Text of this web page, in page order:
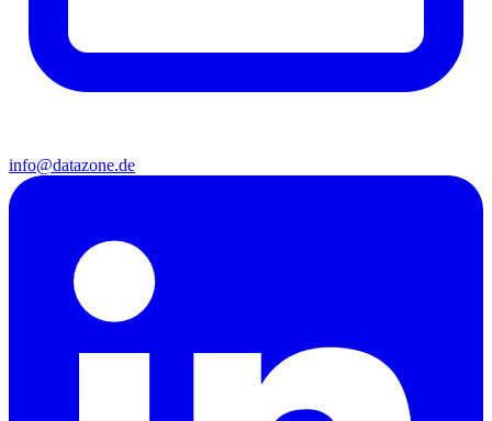
info@datazone.de